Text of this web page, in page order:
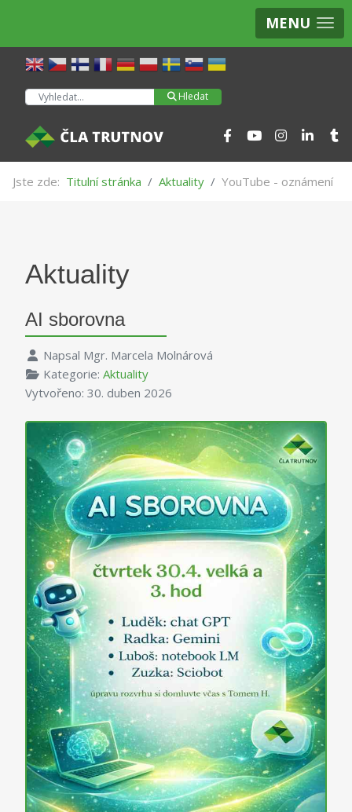
MENU
Hledat Hledat
Jste zde: Titulní stránka Aktuality YouTube - oznámení
Aktuality
AI sborovna
Napsal Mgr. Marcela Molnárová
Kategorie: Aktuality
Vytvořeno: 30. duben 2026